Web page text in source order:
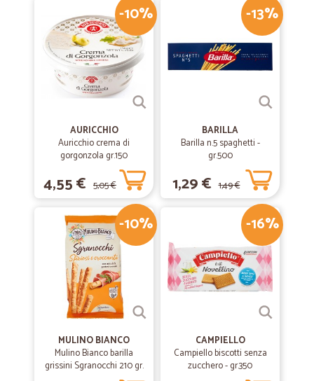
-10%
AURICCHIO
Auricchio crema di
gorgonzola gr.150
4,55 € 5,05 €
-13%
BARILLA
Barilla n.5 spaghetti -
gr.500
1,29 € 1,49 €
-10%
MULINO BIANCO
Mulino Bianco barilla
grissini Sgranocchi 210 gr.
-16%
CAMPIELLO
Campiello biscotti senza
zucchero - gr.350